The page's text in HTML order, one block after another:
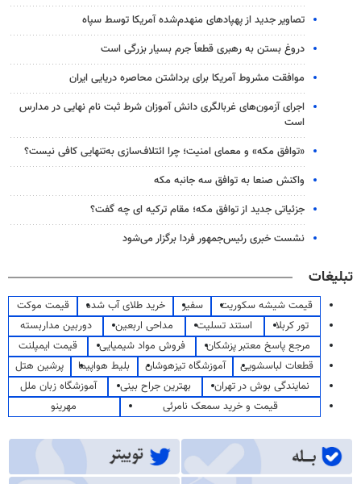
تصاویر جدید از پهپادهای منهدم‌شده آمریکا توسط سپاه
دروغ بستن به رهبری قطعاً جرم بسیار بزرگی است
موافقت مشروط آمریکا برای برداشتن محاصره دریایی ایران
اجرای آزمون‌های غربالگری دانش آموزان شرط ثبت نام نهایی در مدارس
است
«توافق مکه» و معمای امنیت؛ چرا ائتلاف‌سازی به‌تنهایی کافی نیست؟
واکنش صنعا به توافق سه جانبه مکه
جزئیاتی جدید از توافق مکه؛ مقام ترکیه ای چه گفت؟
نشست خبری رئیس‌جمهور فردا برگزار می‌شود
تبلیغات
قیمت شیشه سکوریت سفیر خرید طلای آب شده
قیمت موکت
تور کربلا
استند تسلیت مداحی اربعین
دوربین مداربسته
مرجع پاسخ معتبر پزشکان
فروش مواد شیمیایی
قیمت ایمپلنت
قطعات لباسشویی
آموزشگاه تیزهوشان بلیط هواپیما
پرشین هتل
نمایندگی بوش در تهران
بهترین جراح بینی
آموزشگاه زبان ملل
قیمت و خرید سمعک نامرئی
مهرینو